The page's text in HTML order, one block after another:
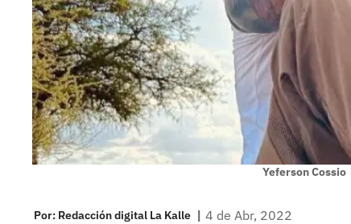
Yeferson Cossio
Por: Redacción digital La Kalle | 4 de Abr, 2022